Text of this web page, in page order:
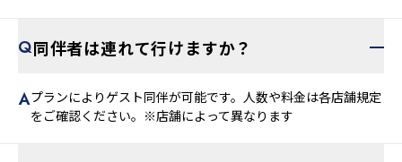
同伴者は連れて行けますか？
プランによりゲスト同伴が可能です。人数や料金は各店舗規定
をご確認ください。※店舗によって異なります